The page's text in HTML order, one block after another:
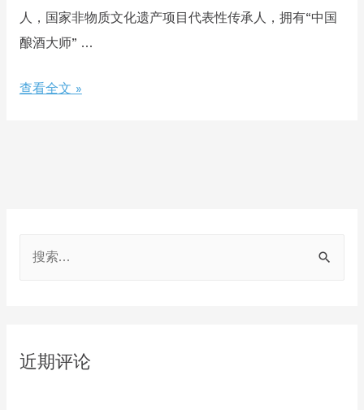
h
近期评论
人，国家非物质文化遗产项目代表性传承人，拥有“中国
酿酒大师” …
沈
查看全文 »